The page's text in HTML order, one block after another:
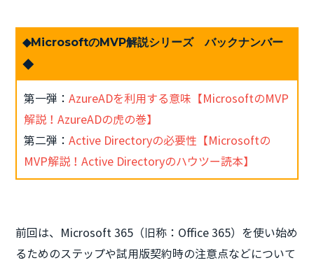
◆MicrosoftのMVP解説シリーズ バックナンバー
◆
第一弾：AzureADを利用する意味【MicrosoftのMVP
解説！AzureADの虎の巻】
第二弾：Active Directoryの必要性【Microsoftの
MVP解説！Active Directoryのハウツー読本】
前回は、Microsoft 365（旧称：Office 365）を使い始め
るためのステップや試用版契約時の注意点などについて